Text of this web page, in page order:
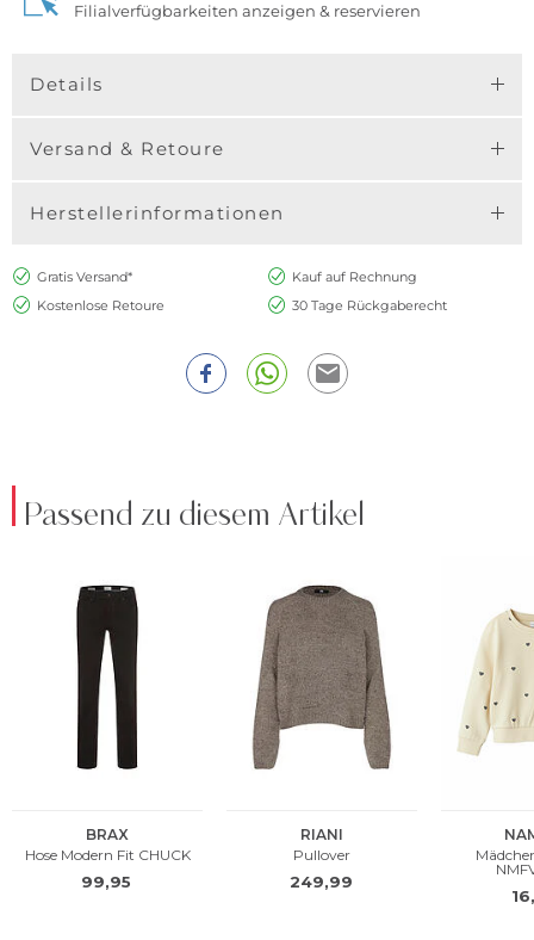
Filialverfügbarkeiten anzeigen & reservieren
Details
Versand & Retoure
Herstellerinformationen
Gratis Versand*
Kauf auf Rechnung
Kostenlose Retoure
30 Tage Rückgaberecht
Passend zu diesem Artikel